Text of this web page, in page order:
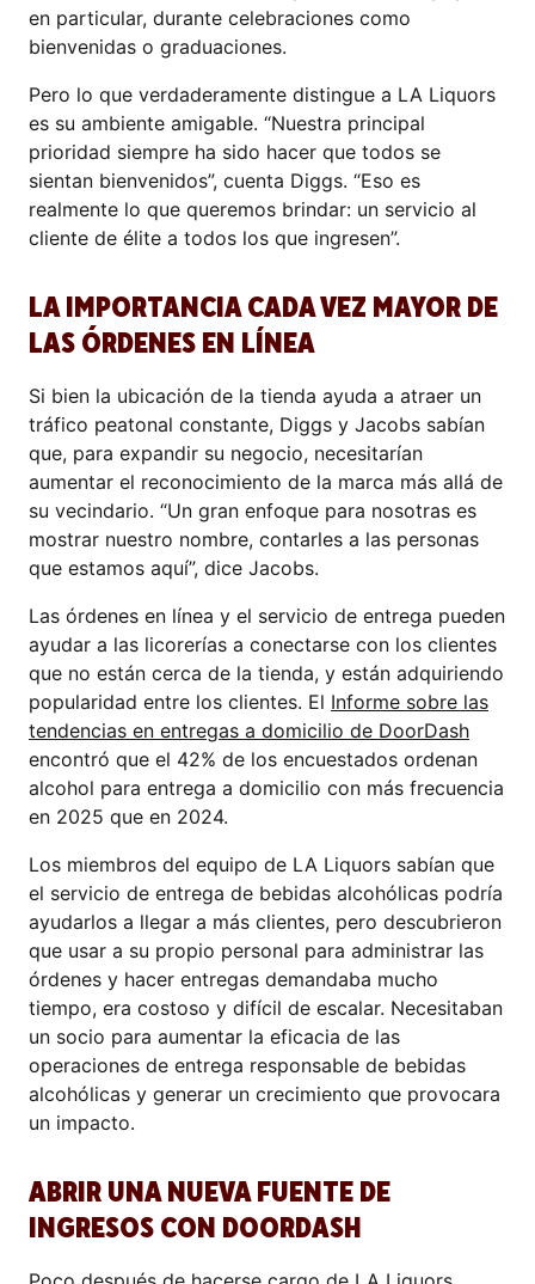
en particular, durante celebraciones como
bienvenidas o graduaciones.
Pero lo que verdaderamente distingue a LA Liquors
es su ambiente amigable. “Nuestra principal
prioridad siempre ha sido hacer que todos se
sientan bienvenidos”, cuenta Diggs. “Eso es
realmente lo que queremos brindar: un servicio al
cliente de élite a todos los que ingresen”.
LA IMPORTANCIA CADA VEZ MAYOR DE
LAS ÓRDENES EN LÍNEA
Si bien la ubicación de la tienda ayuda a atraer un
tráfico peatonal constante, Diggs y Jacobs sabían
que, para expandir su negocio, necesitarían
aumentar el reconocimiento de la marca más allá de
su vecindario. “Un gran enfoque para nosotras es
mostrar nuestro nombre, contarles a las personas
que estamos aquí”, dice Jacobs.
Las órdenes en línea y el servicio de entrega pueden
ayudar a las licorerías a conectarse con los clientes
que no están cerca de la tienda, y están adquiriendo
popularidad entre los clientes. El Informe sobre las
tendencias en entregas a domicilio de DoorDash
encontró que el 42% de los encuestados ordenan
alcohol para entrega a domicilio con más frecuencia
en 2025 que en 2024.
Los miembros del equipo de LA Liquors sabían que
el servicio de entrega de bebidas alcohólicas podría
ayudarlos a llegar a más clientes, pero descubrieron
que usar a su propio personal para administrar las
órdenes y hacer entregas demandaba mucho
tiempo, era costoso y difícil de escalar. Necesitaban
un socio para aumentar la eficacia de las
operaciones de entrega responsable de bebidas
alcohólicas y generar un crecimiento que provocara
un impacto.
ABRIR UNA NUEVA FUENTE DE
INGRESOS CON DOORDASH